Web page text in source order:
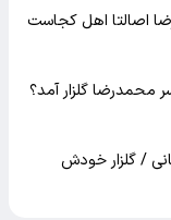
اصالتا اهل کجاست
محمدرضا گلزار آمد؟
/ گلزار خودش